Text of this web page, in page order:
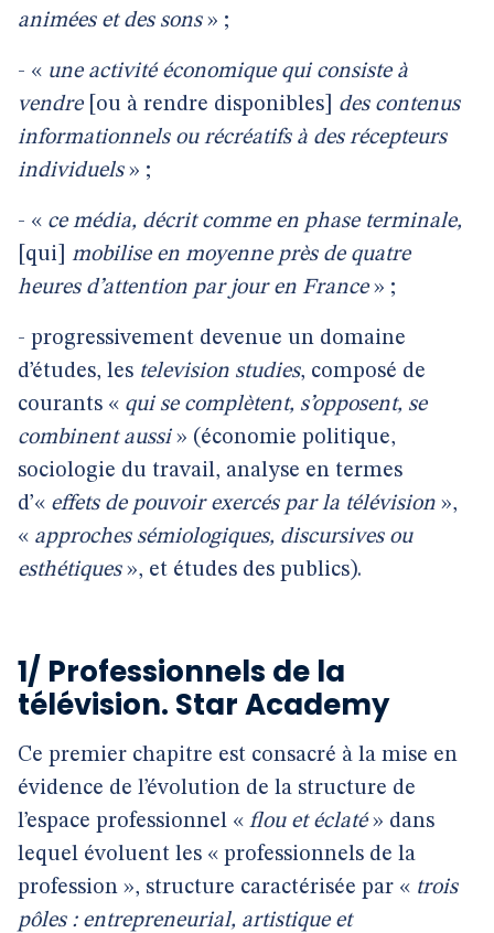
animées et des sons» ;
- « une activité économique qui consiste à
vendre[ou à rendre disponibles] des contenus
informationnels ou récréatifs à des récepteurs
individuels» ;
- « ce média, décrit comme en phase terminale,
[qui] mobilise en moyenne près de quatre
heures d’attention par jour en France» ;
- progressivement devenue un domaine
d’études, les television studies, composé de
courants « qui se complètent, s’opposent, se
combinent aussi» (économie politique,
sociologie du travail, analyse en termes
d’« effets de pouvoir exercés par la télévision »,
« approches sémiologiques, discursives ou
esthétiques», et études des publics).
1/ Professionnels de la
télévision. Star Academy
Ce premier chapitre est consacré à la mise en
évidence de l’évolution de la structure de
l’espace professionnel « flou et éclaté» dans
lequel évoluent les « professionnels de la
profession », structure caractérisée par « trois
pôles : entrepreneurial, artistique et